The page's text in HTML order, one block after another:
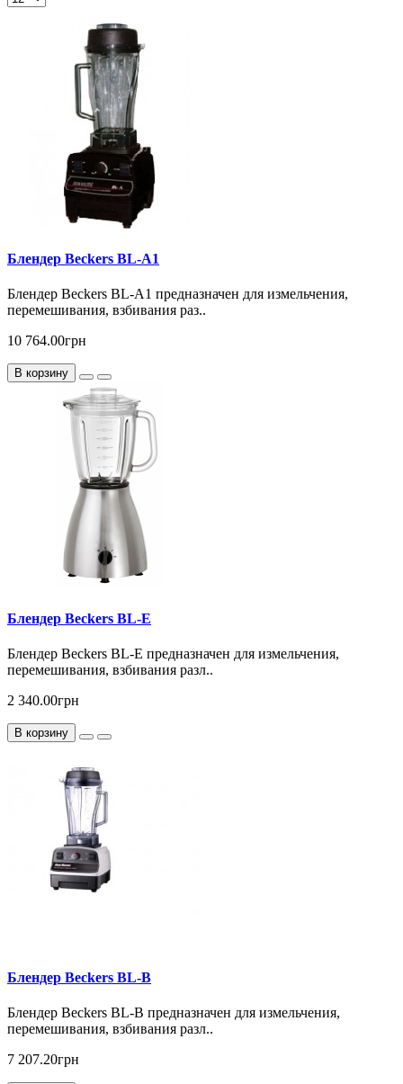
Блендер Beckers BL-A1
Блендер Beckers BL-A1 предназначен для измельчения,
перемешивания, взбивания раз..
10 764.00грн
В корзину
Блендер Beckers BL-E
Блендер Beckers BL-E предназначен для измельчения,
перемешивания, взбивания разл..
2 340.00грн
В корзину
Блендер Beckers BL-В
Блендер Beckers BL-В предназначен для измельчения,
перемешивания, взбивания разл..
7 207.20грн